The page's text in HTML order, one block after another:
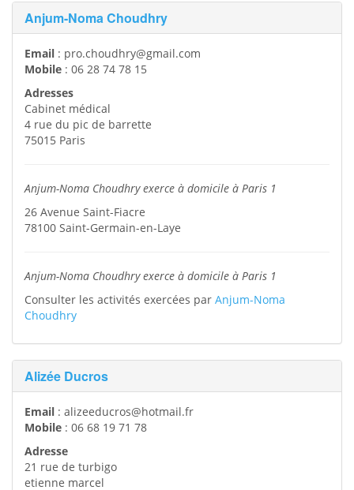
Anjum-Noma Choudhry
Email : pro.choudhry@gmail.com
Mobile : 06 28 74 78 15
Adresses
Cabinet médical
4 rue du pic de barrette
75015 Paris
Anjum-Noma Choudhry exerce à domicile à Paris 1
26 Avenue Saint-Fiacre
78100 Saint-Germain-en-Laye
Anjum-Noma Choudhry exerce à domicile à Paris 1
Consulter les activités exercées par Anjum-Noma
Choudhry
Alizée Ducros
Email : alizeeducros@hotmail.fr
Mobile : 06 68 19 71 78
Adresse
21 rue de turbigo
etienne marcel